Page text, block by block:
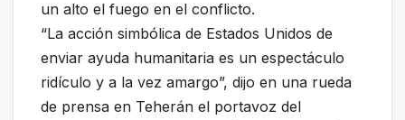
un alto el fuego en el conflicto.
“La acción simbólica de Estados Unidos de
enviar ayuda humanitaria es un espectáculo
ridículo y a la vez amargo”, dijo en una rueda
de prensa en Teherán el portavoz del